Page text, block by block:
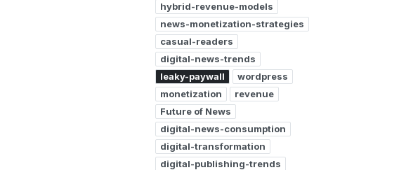
hybrid-revenue-models
news-monetization-strategies
casual-readers
digital-news-trends
leaky-paywall
wordpress
monetization
revenue
Future of News
digital-news-consumption
digital-transformation
digital-publishing-trends